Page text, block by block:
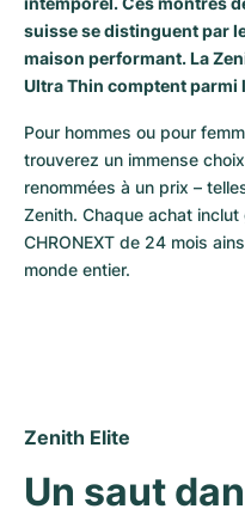
Montres pour femmes
Montres pour femmes
suisse se distinguent par
maison performant. La
Ultra Thin comptent parmi
Pour hommes ou pour
trouverez un immense
renommées à un prix –
Zenith. Chaque achat
CHRONEXT de 24 mois
monde entier.
Zenith Elite
Un saut